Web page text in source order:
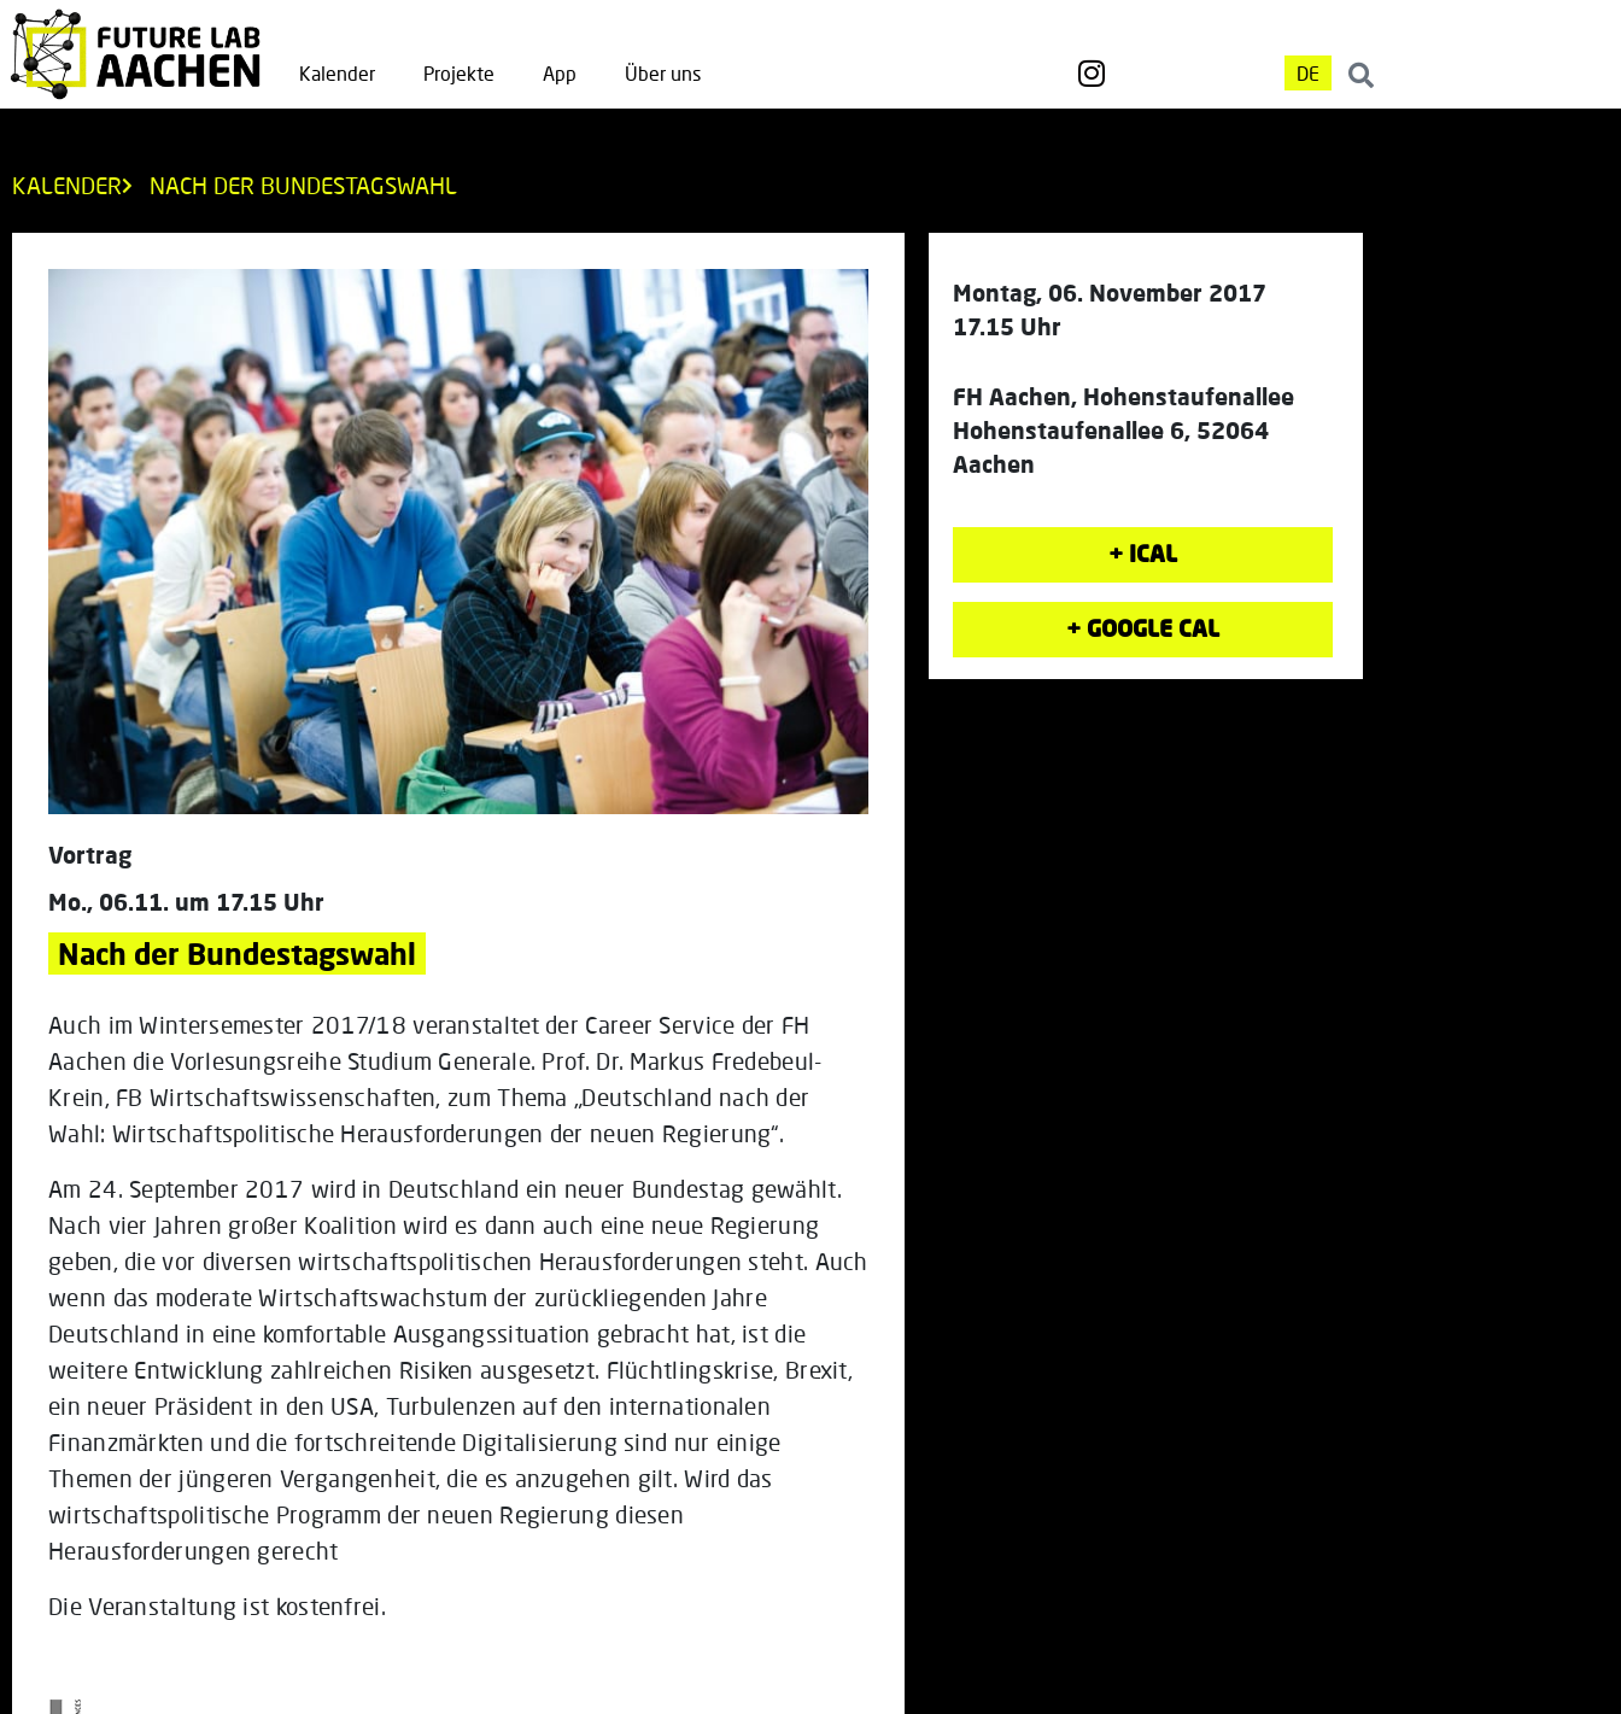
Kalender Projekte App Über uns DE
KALENDER NACH DER BUNDESTAGSWAHL
Vortrag
Mo., 06.11. um 17.15 Uhr
Nach der Bundestagswahl
Auch im Wintersemester 2017/18 veranstaltet der Career Service der FH
Aachen die Vorlesungsreihe Studium Generale. Prof. Dr. Markus Fredebeul-
Krein, FB Wirtschaftswissenschaften, zum Thema „Deutschland nach der
Wahl: Wirtschaftspolitische Herausforderungen der neuen Regierung“.
Am 24. September 2017 wird in Deutschland ein neuer Bundestag gewählt.
Nach vier Jahren großer Koalition wird es dann auch eine neue Regierung
geben, die vor diversen wirtschaftspolitischen Herausforderungen steht. Auch
wenn das moderate Wirtschaftswachstum der zurückliegenden Jahre
Deutschland in eine komfortable Ausgangssituation gebracht hat, ist die
weitere Entwicklung zahlreichen Risiken ausgesetzt. Flüchtlingskrise, Brexit,
ein neuer Präsident in den USA, Turbulenzen auf den internationalen
Finanzmärkten und die fortschreitende Digitalisierung sind nur einige
Themen der jüngeren Vergangenheit, die es anzugehen gilt. Wird das
wirtschaftspolitische Programm der neuen Regierung diesen
Herausforderungen gerecht
Die Veranstaltung ist kostenfrei.
Montag, 06. November 2017
17.15 Uhr
FH Aachen, Hohenstaufenallee
Hohenstaufenallee 6, 52064
Aachen
+ ICAL
+ GOOGLE CAL